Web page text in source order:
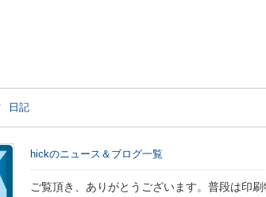
日記
hickのニュース＆ブログ一覧
ご覧頂き、ありがとうございます。普段は印